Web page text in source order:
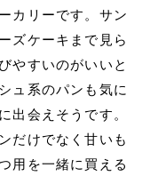
カリーです。サン
ズケーキまで見ら
やすいのがいいと
ュ系のパンも気に
出会えそうです。
だけでなく甘いも
用を一緒に買える